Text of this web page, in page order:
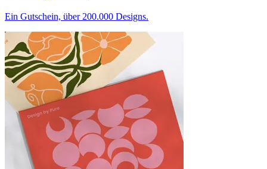
Ein Gutschein, über 200.000 Designs.